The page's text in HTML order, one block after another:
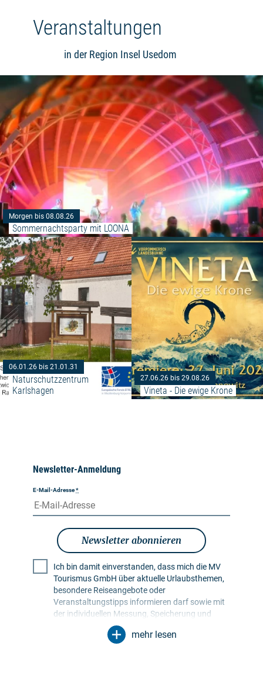
Veranstaltungen
in der Region Insel Usedom
Morgen bis 08.08.26
Sommernachtsparty mit LOONA
06.01.26 bis 21.01.31
Naturschutzzentrum
Karlshagen
Weiterlesen:
27.06.26 bis 29.08.26
Vineta - Die ewige Krone
Newsletter-Anmeldung
E-Mail-Adresse*
Newsletter abonnieren
Ich bin damit einverstanden, dass mich die MV
Tourismus GmbH über aktuelle Urlaubsthemen,
besondere Reiseangebote oder
Veranstaltungstipps informieren darf sowie mit
der individuellen Messung, Speicherung und
Auswertung von Öffnungs- und Klickraten in
Empfängerprofilen zu Zwecken der Gestaltung
mehr lesen